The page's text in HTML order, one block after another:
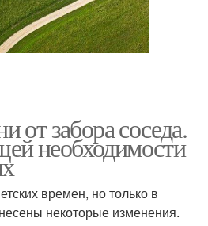
от забора соседа.
необходимости
времен, но только в
некоторые изменения.